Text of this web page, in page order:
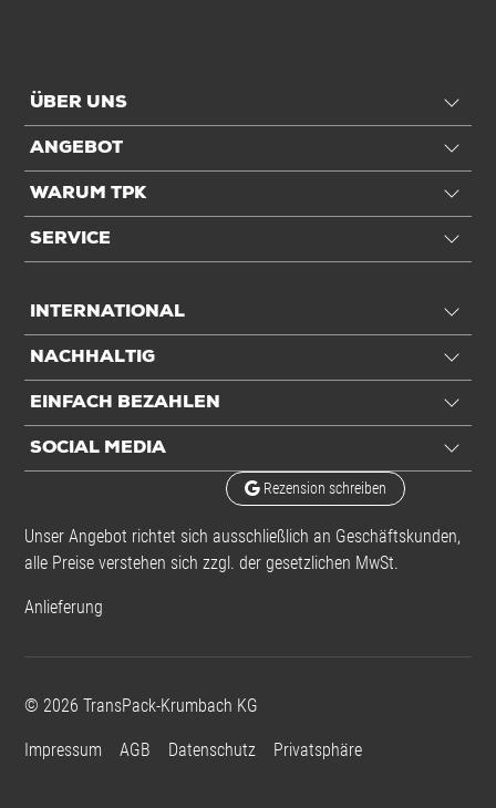
ÜBER UNS
ANGEBOT
WARUM TPK
SERVICE
INTERNATIONAL
NACHHALTIG
EINFACH BEZAHLEN
SOCIAL MEDIA
Rezension schreiben
Unser Angebot richtet sich ausschließlich an Geschäftskunden,
alle Preise verstehen sich zzgl. der gesetzlichen MwSt.
Anlieferung
© 2026 TransPack-Krumbach KG
Impressum AGB Datenschutz Privatsphäre